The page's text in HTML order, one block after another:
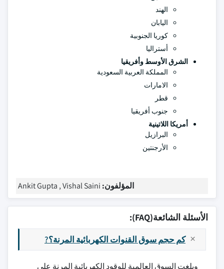
الهند
اليابان
كوريا الجنوبية
أستراليا
الشرق الأوسط وأفريقيا
المملكة العربية السعودية
الامارات
قطر
جنوب أفريقيا
أمريكا اللاتينية
البرازيل
الأرجنتين
المؤلفون: Ankit Gupta , Vishal Saini
الأسئلة الشائعة(FAQ):
كم حجم سوق القنوات الكهربائية المرنة؟?
وبلغت السوق العالمية للوقود الكهربائية المرنة على